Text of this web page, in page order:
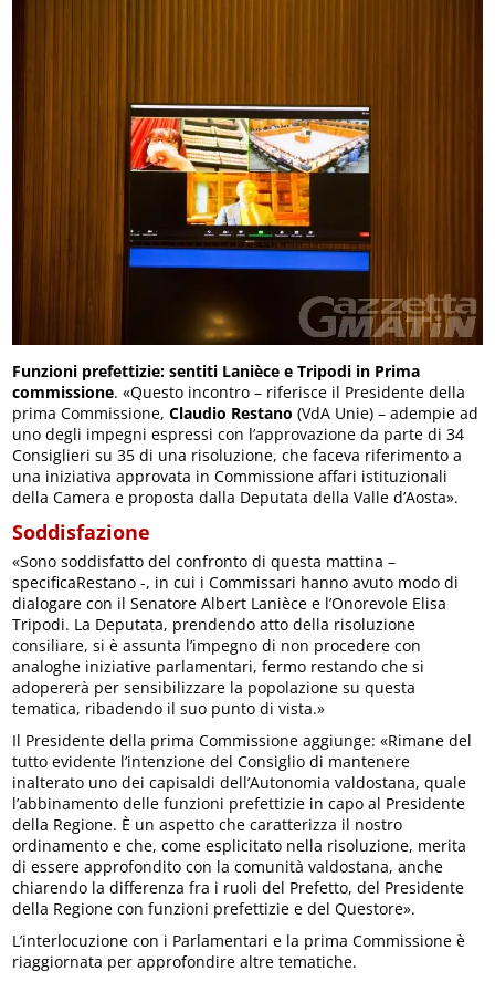
Funzioni prefettizie: sentiti Lanièce e Tripodi in Prima
commissione. «Questo incontro – riferisce il Presidente della
prima Commissione,Claudio Restano (VdA Unie) – adempie ad
uno degli impegni espressi con l’approvazione da parte di 34
Consiglieri su 35 di una risoluzione, che faceva riferimento a
una iniziativa approvata in Commissione affari istituzionali
della Camera e proposta dalla Deputata della Valle d’Aosta».
Soddisfazione
«Sono soddisfatto del confronto di questa mattina –
specificaRestano -, in cui i Commissari hanno avuto modo di
dialogare con il Senatore Albert Lanièce e l’Onorevole Elisa
Tripodi. La Deputata, prendendo atto della risoluzione
consiliare, si è assunta l’impegno di non procedere con
analoghe iniziative parlamentari, fermo restando che si
adopererà per sensibilizzare la popolazione su questa
tematica, ribadendo il suo punto di vista.»
Il Presidente della prima Commissione aggiunge: «Rimane del
tutto evidente l’intenzione del Consiglio di mantenere
inalterato uno dei capisaldi dell’Autonomia valdostana, quale
l’abbinamento delle funzioni prefettizie in capo al Presidente
della Regione. È un aspetto che caratterizza il nostro
ordinamento e che, come esplicitato nella risoluzione, merita
di essere approfondito con la comunità valdostana, anche
chiarendo la differenza fra i ruoli del Prefetto, del Presidente
della Regione con funzioni prefettizie e del Questore».
L’interlocuzione con i Parlamentari e la prima Commissione è
riaggiornata per approfondire altre tematiche.